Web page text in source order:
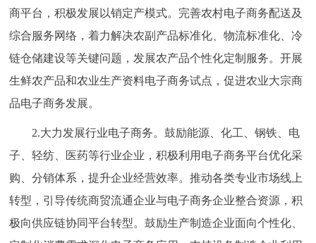
商平台，积极发展以销定产模式。完善农村电子商务配送及
综合服务网络，着力解决农副产品标准化、物流标准化、冷
链仓储建设等关键问题，发展农产品个性化定制服务。开展
生鲜农产品和农业生产资料电子商务试点，促进农业大宗商
品电子商务发展。
2.大力发展行业电子商务。鼓励能源、化工、钢铁、电
子、轻纺、医药等行业企业，积极利用电子商务平台优化采
购、分销体系，提升企业经营效率。推动各类专业市场线上
转型，引导传统商贸流通企业与电子商务企业整合资源，积
极向供应链协同平台转型。鼓励生产制造企业面向个性化、